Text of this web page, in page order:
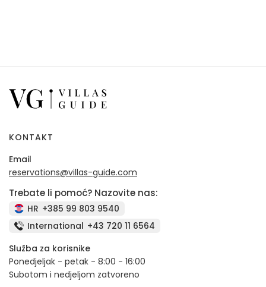
KONTAKT
Email
reservations@villas-guide.com
Trebate li pomoć? Nazovite nas:
HR +385 99 803 9540
International +43 720 11 6564
Služba za korisnike
Ponedjeljak - petak - 8:00 - 16:00
Subotom i nedjeljom zatvoreno